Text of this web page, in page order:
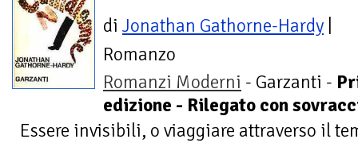
di Jonathan Gathorne-Hardy
Romanzo
Romanzi Moderni - Garzanti -
edizione - Rilegato con
Essere invisibili, o viaggiare attraverso il